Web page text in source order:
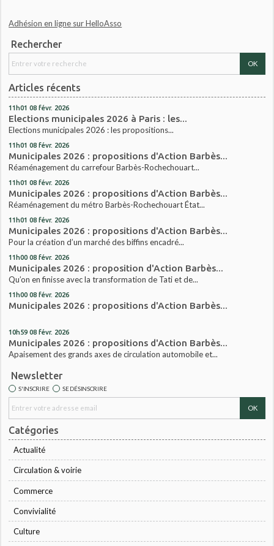
Adhésion en ligne sur HelloAsso
Rechercher
Articles récents
11h01 08 févr. 2026
Elections municipales 2026 à Paris : les...
Elections municipales 2026 : les propositions...
11h01 08 févr. 2026
Municipales 2026 : propositions d'Action Barbès...
Réaménagement du carrefour Barbès-Rochechouart...
11h01 08 févr. 2026
Municipales 2026 : propositions d'Action Barbès...
Réaménagement du métro Barbès-Rochechouart État...
11h01 08 févr. 2026
Municipales 2026 : propositions d'Action Barbès...
Pour la création d’un marché des biffins encadré...
11h00 08 févr. 2026
Municipales 2026 : proposition d'Action Barbès...
Qu’on en finisse avec la transformation de Tati et de...
11h00 08 févr. 2026
Municipales 2026 : propositions d'Action Barbès...
10h59 08 févr. 2026
Municipales 2026 : propositions d'Action Barbès...
Apaisement des grands axes de circulation automobile et...
Newsletter
S'INSCRIRE SE DÉSINSCRIRE
Catégories
Actualité
Circulation & voirie
Commerce
Convivialité
Culture